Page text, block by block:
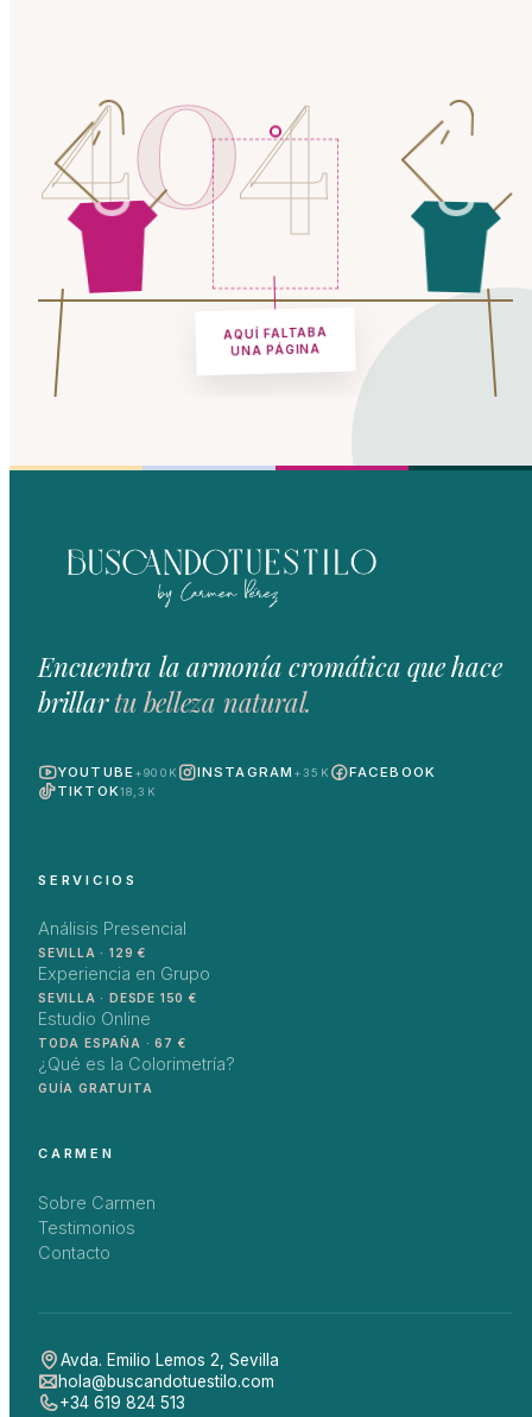
404
AQUÍ FALTABA
UNA PÁGINA
Encuentra la armonía cromática que hace
brillartu belleza natural.
YOUTUBE +900K INSTAGRAM +35K
FACEBOOK
TIKTOK18,3K
SERVICIOS
Análisis Presencial
SEVILLA · 129 €
Experiencia en Grupo
SEVILLA · DESDE 150 €
Estudio Online
TODA ESPAÑA · 67 €
¿Qué es la Colorimetría?
GUÍA GRATUITA
CARMEN
Sobre Carmen
Testimonios
Contacto
Avda. Emilio Lemos 2 Sevilla
hola@buscandotuestilo.com
+34 619 824 513